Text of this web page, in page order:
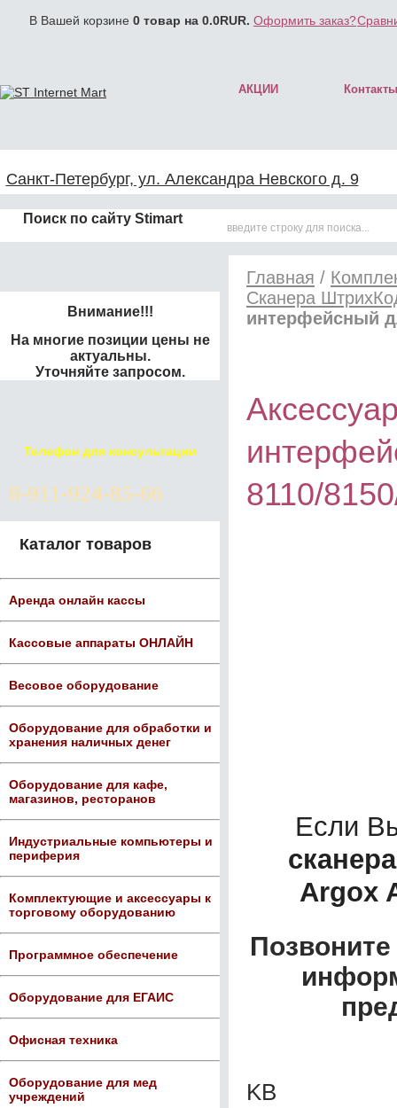
В Вашей корзине 0 товар на 0.0RUR. Оформить заказ?
АКЦИИ Контакты
Санкт-Петербург, ул. Александра Невского д. 9
Поиск по сайту Stimart
Внимание!!!
На многие позиции цены не
актуальны.
Уточняйте запросом.
Телефон для консультации
8-911-924-85-66
Каталог товаров
Аренда онлайн кассы
Кассовые аппараты ОНЛАЙН
Весовое оборудование
Оборудование для обработки и
хранения наличных денег
Оборудование для кафе,
магазинов, ресторанов
Индустриальные компьютеры и
периферия
Комплектующие и аксессуары к
торговому оборудованию
Программное обеспечение
Оборудование для ЕГАИС
Офисная техника
Оборудование для мед
учреждений
Главная /
Сканера
интерфейсный
8110/
Если
Argox
KB